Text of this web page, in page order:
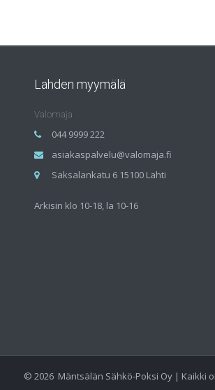
Lahden myymälä
Valomaja
044 9999 222
asiakaspalvelu@valomaja.fi
Saksalankatu 6 15100 Lahti
Arkisin klo 10-18, la 10-16
© 2026 Mäntsälän Sähkö-Poksi Oy | Kaikki